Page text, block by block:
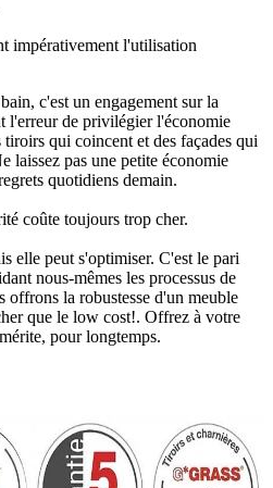
impérativement l'utilisation
c'est un engagement sur la
l'erreur de privilégier l'économie
qui coincent et des façades qui
laissez pas une petite économie
quotidiens demain.
coûte toujours trop cher.
elle peut s'optimiser. C'est le pari
nous-mêmes les processus de
offrons la robustesse d'un meuble
que le low cost!. Offrez à votre
pour longtemps.